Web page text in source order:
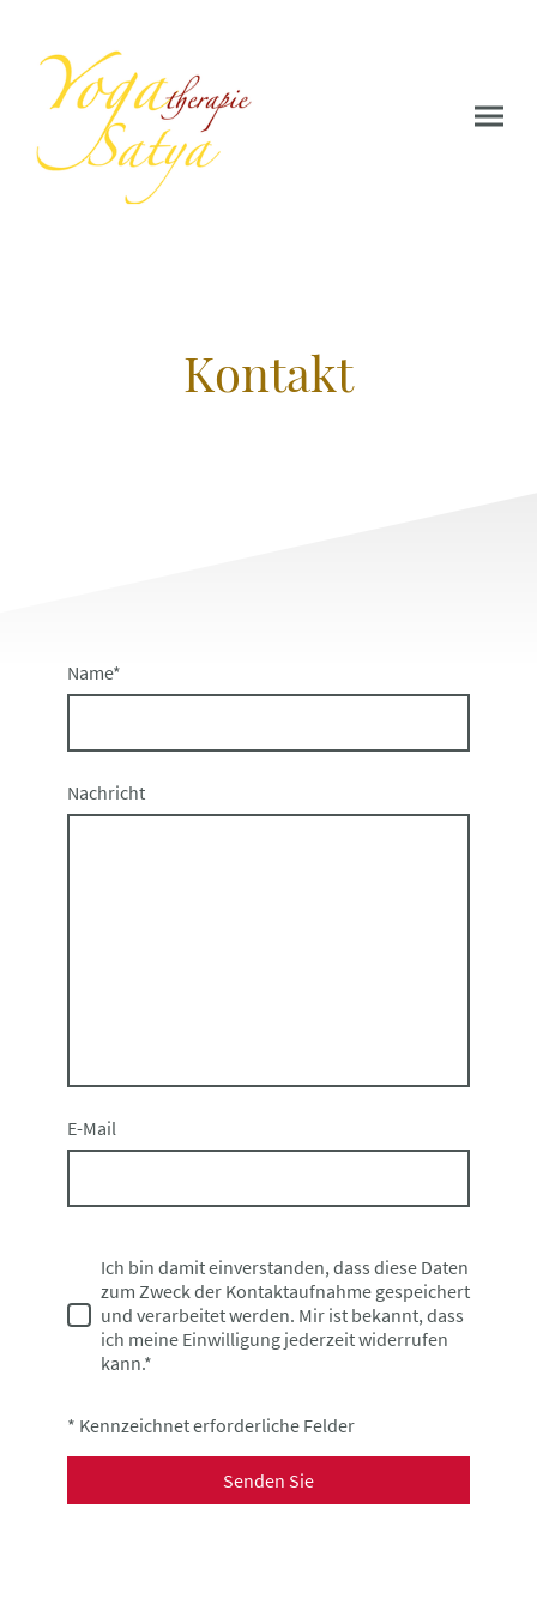
Kontakt
Name*
Nachricht
E-Mail
Ich bin damit einverstanden, dass diese Daten
zum Zweck der Kontaktaufnahme gespeichert
und verarbeitet werden. Mir ist bekannt, dass
ich meine Einwilligung jederzeit widerrufen
kann.*
* Kennzeichnet erforderliche Felder
Senden Sie